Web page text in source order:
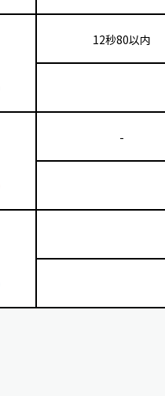
12秒80以内
-